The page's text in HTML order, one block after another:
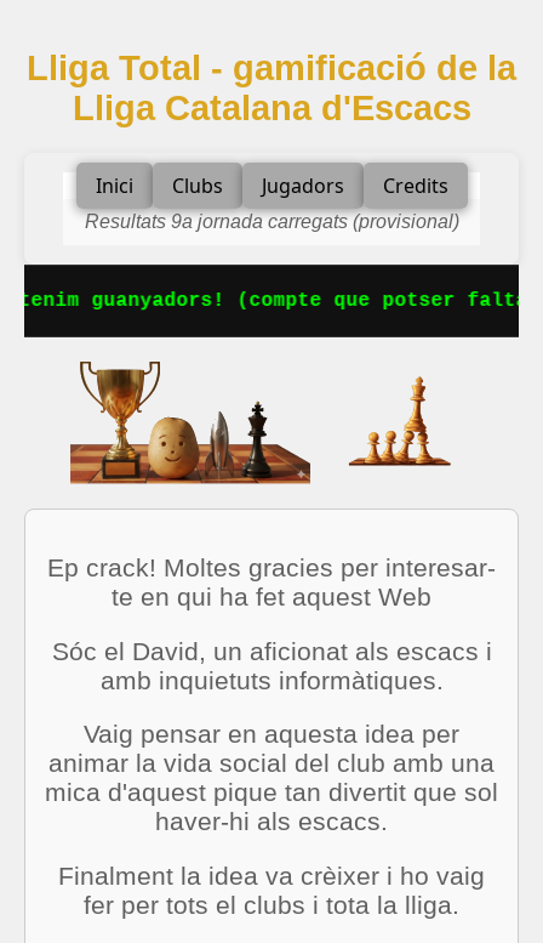
Lliga Total - gamificació de la
Lliga Catalana d'Escacs
Inici Clubs Jugadors Credits
Resultats 9a jornada carregats (provisional)
guanyadors! (compte que potser falta
Ep crack! Moltes gracies per interesar-
te en qui ha fet aquest Web
Sóc el David, un aficionat als escacs i
amb inquietuts informàtiques.
Vaig pensar en aquesta idea per
animar la vida social del club amb una
mica d'aquest pique tan divertit que sol
haver-hi als escacs.
Finalment la idea va crèixer i ho vaig
fer per tots el clubs i tota la lliga.